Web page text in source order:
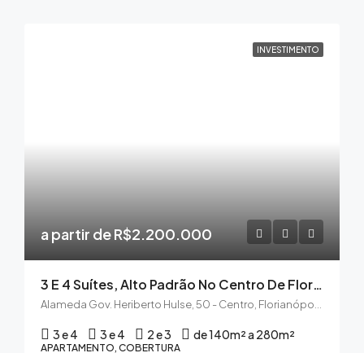
INVESTIMENTO
a partir de R$2.200.000
3 E 4 Suítes, Alto Padrão No Centro De Florianópolis A Preço De Custo
3 e 4 3 e 4 2 e 3 de 140m² a 280m²
APARTAMENTO, COBERTURA